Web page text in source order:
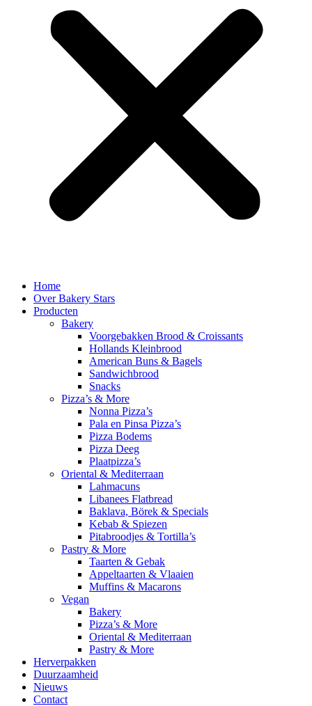
Home
Over Bakery Stars
Producten
Bakery
Voorgebakken Brood & Croissants
Hollands Kleinbrood
American Buns & Bagels
Sandwichbrood
Snacks
Pizza’s & More
Nonna Pizza’s
Pala en Pinsa Pizza’s
Pizza Bodems
Pizza Deeg
Plaatpizza’s
Oriental & Mediterraan
Lahmacuns
Libanees Flatbread
Baklava, Börek & Specials
Kebab & Spiezen
Pitabroodjes & Tortilla’s
Pastry & More
Taarten & Gebak
Appeltaarten & Vlaaien
Muffins & Macarons
Vegan
Bakery
Pizza’s & More
Oriental & Mediterraan
Pastry & More
Herverpakken
Duurzaamheid
Nieuws
Contact